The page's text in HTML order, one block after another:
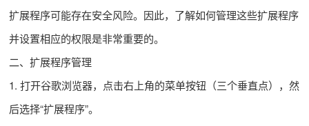
扩展程序可能存在安全风险。因此，了解如何管理这些扩展程序
并设置相应的权限是非常重要的。
二、扩展程序管理
1. 打开谷歌浏览器，点击右上角的菜单按钮（三个垂直点），然
后选择“扩展程序”。